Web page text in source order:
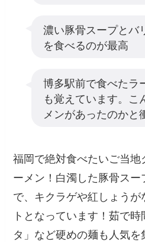
濃い豚骨スープとバ
を食べるのが最高
博多駅前で食べたラ
も覚えています。こ
メンがあったのかと
福岡で絶対食べたいご当
ーメン！白濁した豚骨ス
で、キクラゲや紅しょう
トとなっています！茹で
タ」など硬めの麺も人気